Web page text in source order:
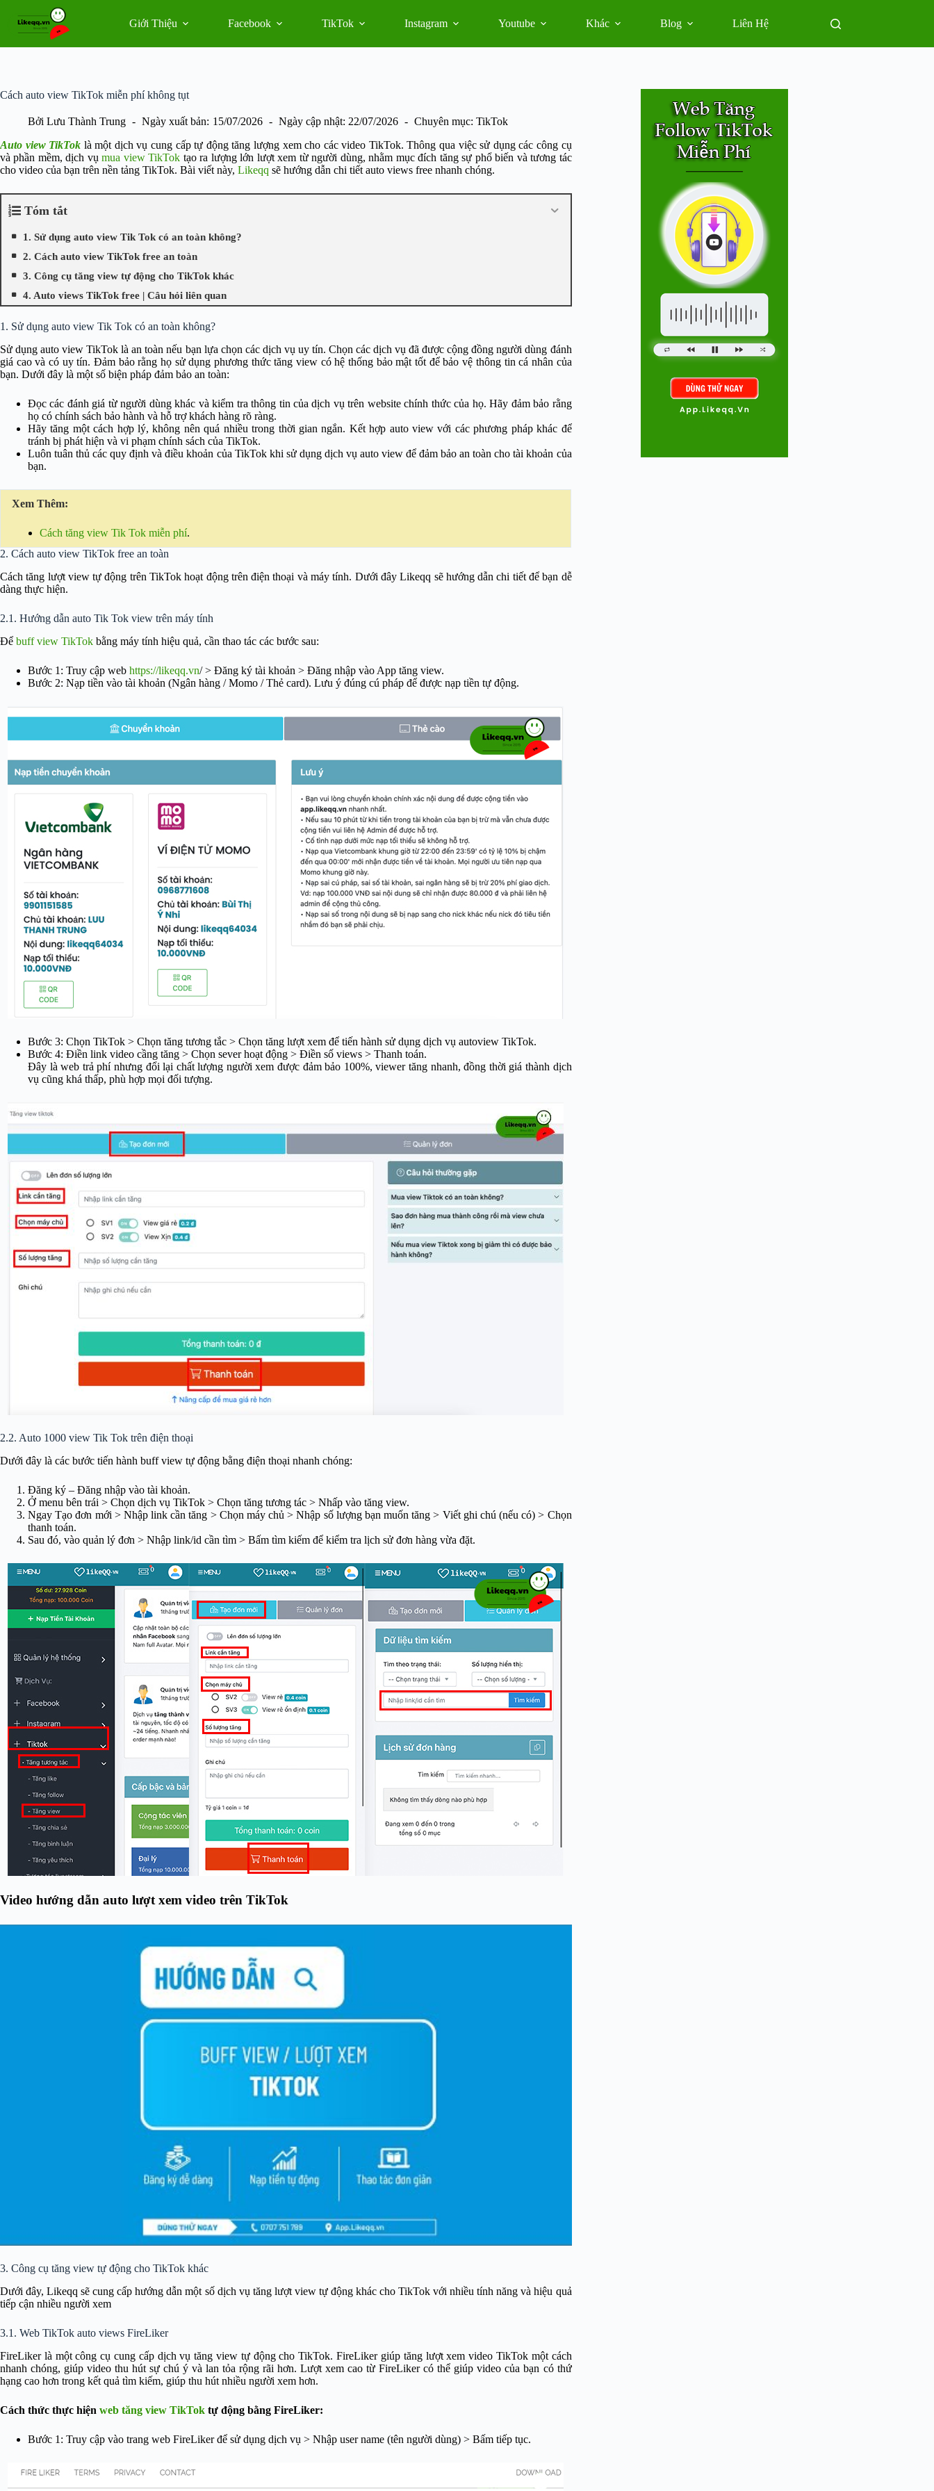
phần
Giới Thiệu Facebook TikTok Instagram Youtube Khác Blog Liên Hệ
Cách auto view TikTok miễn phí không tụt
Bởi Lưu Thành Trung Ngày xuất bản: 15/07/2026 Ngày cập nhật: 22/07/2026 Chuyên mục: TikTok
Auto view TikTok là một dịch vụ cung cấp tự động tăng lượng xem cho các video TikTok. Thông qua việc sử dụng các công cụ
và phần mềm, dịch vụmua view TikTok tạo ra lượng lớn lượt xem từ người dùng, nhằm mục đích tăng sự phổ biến và tương tác
cho video của bạn trên nền tảng TikTok. Bài viết này, Likeqq sẽ hướng dẫn chi tiết auto views free nhanh chóng.
Tóm tắt
1. Sử dụng auto view Tik Tok có an toàn không?
2. Cách auto view TikTok free an toàn
3. Công cụ tăng view tự động cho TikTok khác
4. Auto views TikTok free | Câu hỏi liên quan
1. Sử dụng auto view Tik Tok có an toàn không?
Sử dụng auto view TikTok là an toàn nếu bạn lựa chọn các dịch vụ uy tín. Chọn các dịch vụ đã được cộng đồng người dùng đánh
giá cao và có uy tín. Đảm bảo rằng họ sử dụng phương thức tăng view có hệ thống bảo mật tốt để bảo vệ thông tin cá nhân của
bạn. Dưới đây là một số biện pháp đảm bảo an toàn:
Đọc các đánh giá từ người dùng khác và kiểm tra thông tin của dịch vụ trên website chính thức của họ. Hãy đảm bảo rằng
họ có chính sách bảo hành và hỗ trợ khách hàng rõ ràng.
Hãy tăng một cách hợp lý, không nên quá nhiều trong thời gian ngắn. Kết hợp auto view với các phương pháp khác để
tránh bị phát hiện và vi phạm chính sách của TikTok.
Luôn tuân thủ các quy định và điều khoản của TikTok khi sử dụng dịch vụ auto view để đảm bảo an toàn cho tài khoản của
bạn.
Xem Thêm:
Cách tăng view Tik Tok miễn phí.
2. Cách auto view TikTok free an toàn
Cách tăng lượt view tự động trên TikTok hoạt động trên điện thoại và máy tính. Dưới đây Likeqq sẽ hướng dẫn chi tiết để bạn dễ
dàng thực hiện.
2.1. Hướng dẫn auto Tik Tok view trên máy tính
Để buff view TikTok bằng máy tính hiệu quả, cần thao tác các bước sau:
Bước 1: Truy cập web https://likeqq.vn/ > Đăng ký tài khoản > Đăng nhập vào App tăng view.
Bước 2: Nạp tiền vào tài khoản (Ngân hàng / Momo / Thẻ card). Lưu ý đúng cú pháp để được nạp tiền tự động.
Bước 3: Chọn TikTok > Chọn tăng tương tắc > Chọn tăng lượt xem để tiến hành sử dụng dịch vụ autoview TikTok.
Bước 4: Điền link video cầng tăng > Chọn sever hoạt động > Điền số views > Thanh toán.
Đây là web trả phí nhưng đổi lại chất lượng người xem được đảm bảo 100%, viewer tăng nhanh, đồng thời giá thành dịch
vụ cũng khá thấp, phù hợp mọi đối tượng.
2.2. Auto 1000 view Tik Tok trên điện thoại
Dưới đây là các bước tiến hành buff view tự động bằng điện thoại nhanh chóng:
Đăng ký – Đăng nhập vào tài khoản.
Ở menu bên trái > Chọn dịch vụ TikTok > Chọn tăng tương tác > Nhấp vào tăng view.
Ngay Tạo đơn mới > Nhập link cần tăng > Chọn máy chủ > Nhập số lượng bạn muốn tăng > Viết ghi chú (nếu có) > Chọn
thanh toán.
Sau đó, vào quản lý đơn > Nhập link/id cần tìm > Bấm tìm kiếm để kiểm tra lịch sử đơn hàng vừa đặt.
Video hướng dẫn auto lượt xem video trên TikTok
3. Công cụ tăng view tự động cho TikTok khác
Dưới đây, Likeqq sẽ cung cấp hướng dẫn một số dịch vụ tăng lượt view tự động khác cho TikTok với nhiều tính năng và hiệu quả
tiếp cận nhiều người xem
3.1. Web TikTok auto views FireLiker
FireLiker là một công cụ cung cấp dịch vụ tăng view tự động cho TikTok. FireLiker giúp tăng lượt xem video TikTok một cách
nhanh chóng, giúp video thu hút sự chú ý và lan tỏa rộng rãi hơn. Lượt xem cao từ FireLiker có thể giúp video của bạn có thứ
hạng cao hơn trong kết quả tìm kiếm, giúp thu hút nhiều người xem hơn.
Cách thức thực hiện web tăng view TikTok tự động bằng FireLiker:
Bước 1: Truy cập vào trang web FireLiker để sử dụng dịch vụ > Nhập user name (tên người dùng) > Bấm tiếp tục.